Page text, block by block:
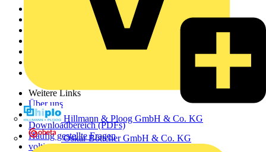
Hillmann & Ploog GmbH & Co. KG
Oskar Böttcher GmbH & Co. KG
Weitere Links
Über uns
Kontakt
Downloadbereich (PDFs)
Häufig gestellte Fragen
voltimum.com